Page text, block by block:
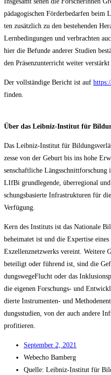
päd­ago­gi­schen För­der­be­dar­fen beim
ten zusätz­lich zu den bestehen­den
Lern­be­din­gun­gen und ver­brach­ten
hier die Befun­de ande­rer Stu­di­en
den Prä­senz­un­ter­richt wei­ter
Der voll­stän­di­ge Bericht ist auf
finden.
Über das Leib­niz-Insti­tut für
Das Leib­niz-Insti­tut für
zes­se von der Geburt bis ins hohe
sen­schaft­li­che
LIf­Bi grund­le­gen­de, über­re­gio­nal
schungs­ba­sier­te Infra­struk­tu­ren für
Verfügung.
Kern des Insti­tuts ist das Natio­na­le
behei­ma­tet ist und die Exper­ti­se
Exzel­lenz­netz­werks ver­eint. Wei­te­re
betei­ligt oder füh­rend ist, sind die
dungs­we­ge­Flucht oder das
die eige­nen For­schungs- und
dier­te Instru­men­ten- und
dungs­stu­di­en, von der auch ande­re
profitieren.
Sep­tem­ber 2, 2021
Web­echo Bamberg
Quel­le: Leib­niz-Insti­tut für